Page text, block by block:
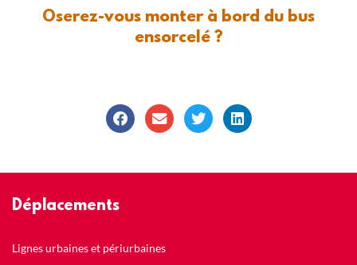
Oserez-vous monter à bord du bus
ensorcelé ?
Déplacements
Lignes urbaines et périurbaines